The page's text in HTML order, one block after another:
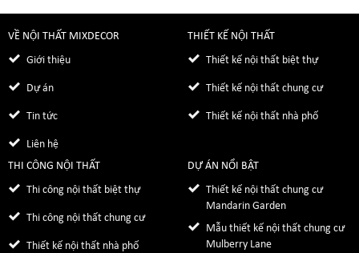
VỀ NỘI THẤT MIXDECOR
Giới thiệu
Dự án
Tin tức
Liên hệ
THIẾT KẾ NỘI THẤT
Thiết kế nội thất biệt thự
Thiết kế nội thất chung cư
Thiết kế nội thất nhà phố
THI CÔNG NỘI THẤT
Thi công nội thất biệt thự
Thi công nội thất chung cư
Thiết kế nội thất nhà phố
DỰ ÁN NỔI BẬT
Thiết kế nội thất chung cư
Mandarin Garden
Mẫu thiết kế nội thất chung cư
Mulberry Lane